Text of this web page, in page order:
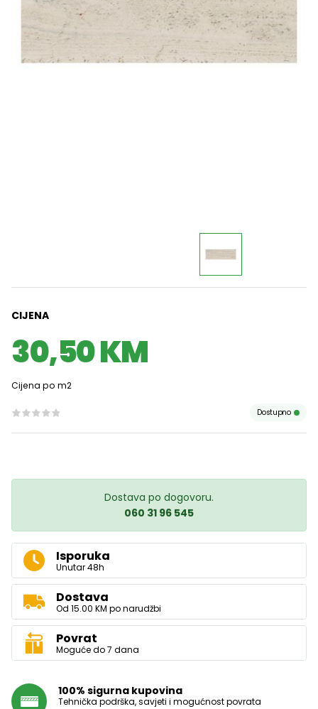
CIJENA
30,50 KM
Cijena po m2
Dostupno
Dostava po dogovoru.
060 31 96 545
Isporuka
Unutar 48h
Dostava
Od 15.00 KM po narudžbi
Povrat
Moguće do 7 dana
100% sigurna kupovina
Tehnička podrška, savjeti i mogućnost povrata